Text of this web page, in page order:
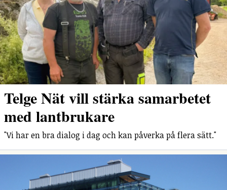
Telge Nät vill stärka samarbetet
med lantbrukare
"Vi har en bra dialog i dag och kan påverka på flera sätt."